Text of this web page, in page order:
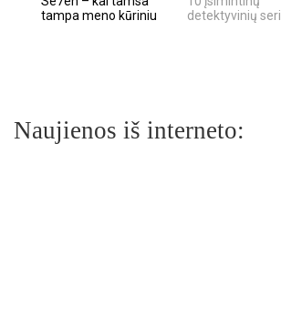
tampa meno kūriniu
detektyvinių
Naujienos iš interneto: